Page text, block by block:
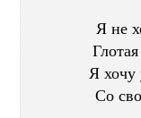
Я не
Я хочу
Со